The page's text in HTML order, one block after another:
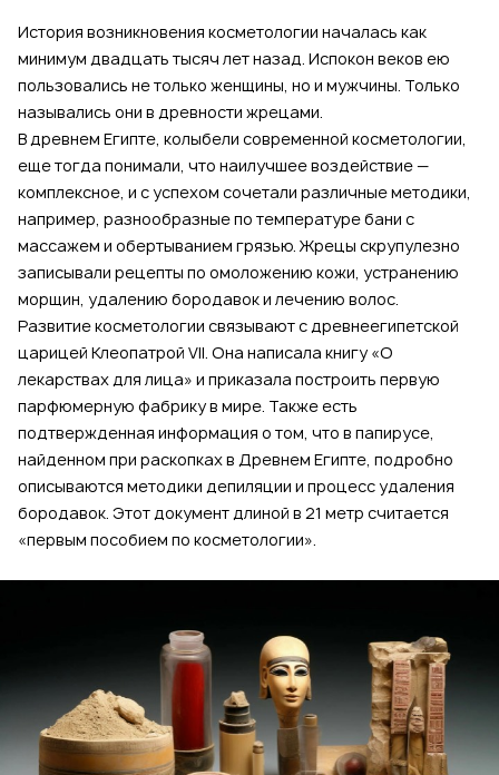
История возникновения косметологии началась как
минимум двадцать тысяч лет назад. Испокон веков ею
пользовались не только женщины, но и мужчины. Только
назывались они в древности жрецами.
В древнем Египте, колыбели современной косметологии,
еще тогда понимали, что наилучшее воздействие —
комплексное, и с успехом сочетали различные методики,
например, разнообразные по температуре бани с
массажем и обертыванием грязью. Жрецы скрупулезно
записывали рецепты по омоложению кожи, устранению
морщин, удалению бородавок и лечению волос.
Развитие косметологии связывают с древнеегипетской
царицей Клеопатрой VII. Она написала книгу «О
лекарствах для лица» и приказала построить первую
парфюмерную фабрику в мире. Также есть
подтвержденная информация о том, что в папирусе,
найденном при раскопках в Древнем Египте, подробно
описываются методики депиляции и процесс удаления
бородавок. Этот документ длиной в 21 метр считается
«первым пособием по косметологии».